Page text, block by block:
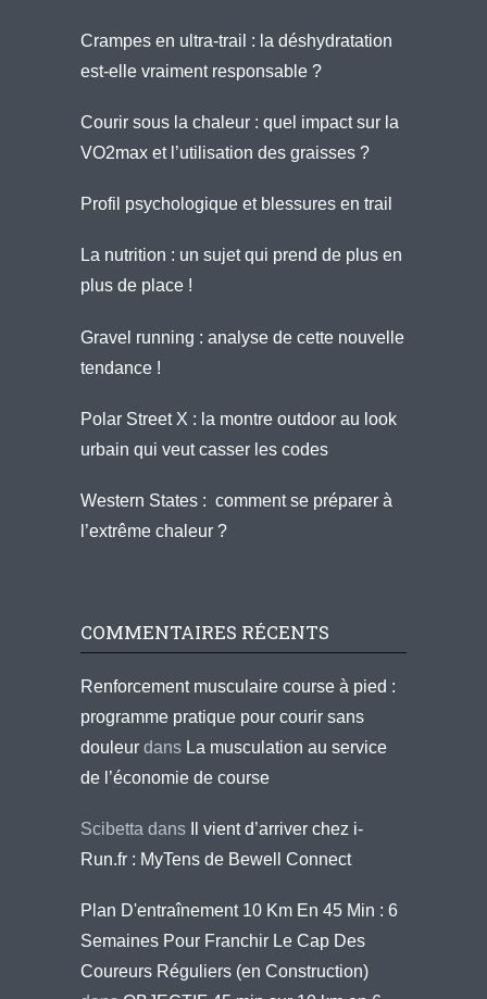
Crampes en ultra-trail : la déshydratation
est-elle vraiment responsable ?
Courir sous la chaleur : quel impact sur la
VO2max et l’utilisation des graisses ?
Profil psychologique et blessures en trail
La nutrition : un sujet qui prend de plus en
plus de place !
Gravel running : analyse de cette nouvelle
tendance !
Polar Street X : la montre outdoor au look
urbain qui veut casser les codes
Western States : comment se préparer à
l’extrême chaleur ?
COMMENTAIRES RÉCENTS
Renforcement musculaire course à pied :
programme pratique pour courir sans
douleur dans La musculation au service
de l’économie de course
Scibetta dans
Il vient d’arriver chez i-
Run.fr : MyTens de Bewell Connect
Plan D'entraînement 10 Km En 45 Min : 6
Semaines Pour Franchir Le Cap Des
Coureurs Réguliers (en Construction)